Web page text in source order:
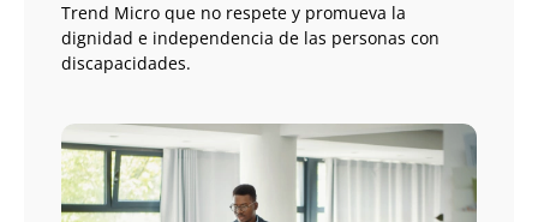
Trend Micro que no respete y promueva la
dignidad e independencia de las personas con
discapacidades.